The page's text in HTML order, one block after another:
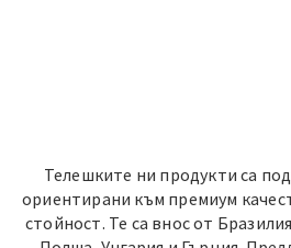
Телешките ни продукти са
ориентирани към премиум
стойност. Те са внос от